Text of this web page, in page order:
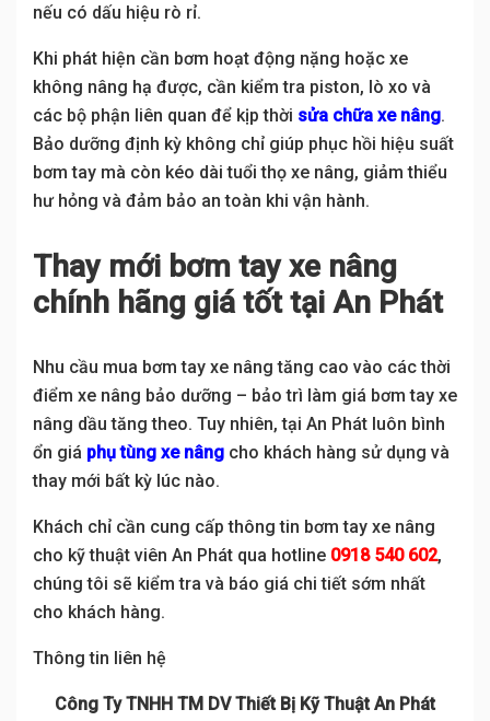
nếu có dấu hiệu rò rỉ.
Khi phát hiện cần bơm hoạt động nặng hoặc xe
không nâng hạ được, cần kiểm tra piston, lò xo và
các bộ phận liên quan để kịp thời sửa chữa xe nâng.
Bảo dưỡng định kỳ không chỉ giúp phục hồi hiệu suất
bơm tay mà còn kéo dài tuổi thọ xe nâng, giảm thiểu
hư hỏng và đảm bảo an toàn khi vận hành.
Thay mới bơm tay xe nâng
chính hãng giá tốt tại An Phát
Nhu cầu mua bơm tay xe nâng tăng cao vào các thời
điểm xe nâng bảo dưỡng – bảo trì làm giá bơm tay xe
nâng dầu tăng theo. Tuy nhiên, tại An Phát luôn bình
ổn giá phụ tùng xe nâng cho khách hàng sử dụng và
thay mới bất kỳ lúc nào.
Khách chỉ cần cung cấp thông tin bơm tay xe nâng
cho kỹ thuật viên An Phát qua hotline 0918 540 602,
chúng tôi sẽ kiểm tra và báo giá chi tiết sớm nhất
cho khách hàng.
Thông tin liên hệ
Công Ty TNHH TM DV Thiết Bị Kỹ Thuật An Phát